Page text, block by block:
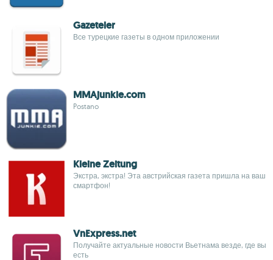
Gazeteler
Все турецкие газеты в одном приложении
MMAjunkie.com
Postano
Kleine Zeitung
Экстра, экстра! Эта австрийская газета пришла на ваш
смартфон!
VnExpress.net
Получайте актуальные новости Вьетнама везде, где вы
есть